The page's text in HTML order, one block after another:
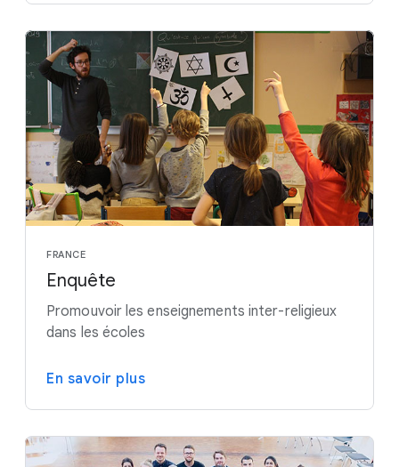
FRANCE
Enquête
Promouvoir les enseignements inter-religieux
dans les écoles
En savoir plus